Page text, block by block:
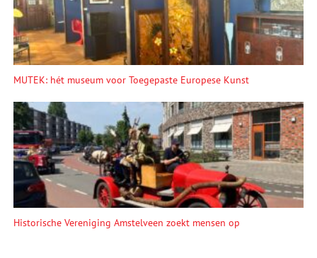
MUTEK: hét museum voor Toegepaste Europese Kunst
Historische Vereniging Amstelveen zoekt mensen op